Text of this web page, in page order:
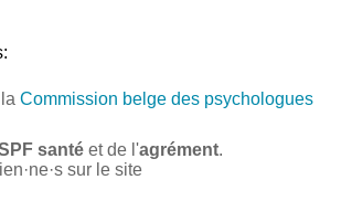
Commission belge des psychologues
santéet de l'agrément.
sur le site